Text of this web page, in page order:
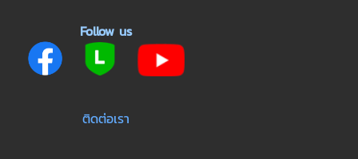
Follow us
ติดต่อเรา